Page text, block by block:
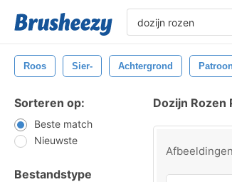
Roos Sier- Achtergrond
Sorteren op:
Beste match
Nieuwste
Bestandstype
Dozijn Rozen